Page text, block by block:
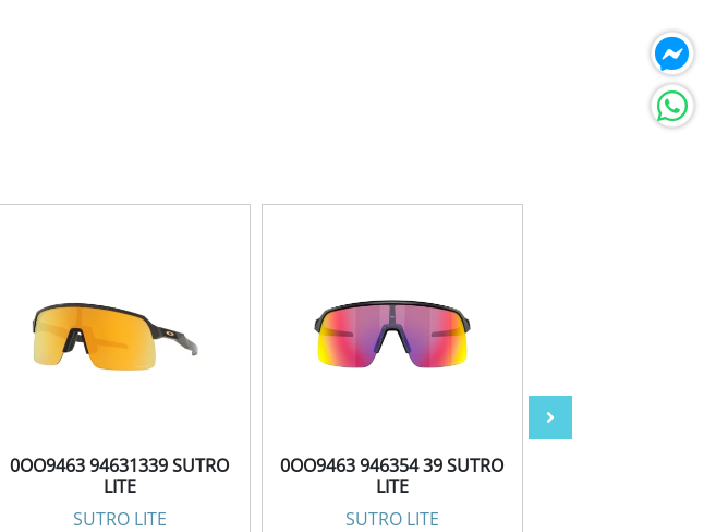
0OO9463 94631339 SUTRO
LITE
SUTRO LITE
0OO9463 946354 39 SUTRO
LITE
SUTRO LITE